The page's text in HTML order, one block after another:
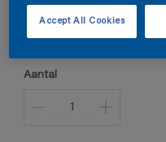
Aantal
Accept All Cookies